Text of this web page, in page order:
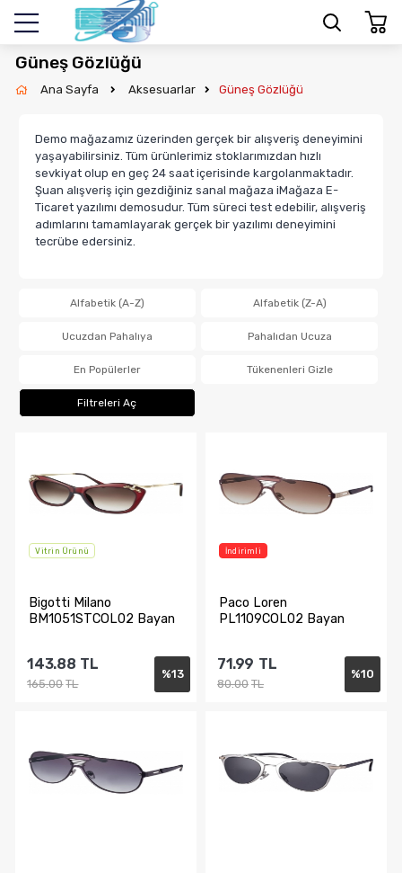
Güneş Gözlüğü
Ana Sayfa Aksesuarlar Güneş Gözlüğü
Demo mağazamız üzerinden gerçek bir alışveriş deneyimini
yaşayabilirsiniz. Tüm ürünlerimiz stoklarımızdan hızlı
sevkiyat olup en geç 24 saat içerisinde kargolanmaktadır.
Şuan alışveriş için gezdiğiniz sanal mağaza iMağaza E-
Ticaret yazılımı demosudur. Tüm süreci test edebilir, alışveriş
adımlarını tamamlayarak gerçek bir yazılımı deneyimini
tecrübe edersiniz.
Alfabetik (A-Z) Alfabetik (Z-A)
Ucuzdan Pahalıya Pahalıdan Ucuza
En Popülerler Tükenenleri Gizle
Filtreleri Aç
Vitrin Ürünü
Bigotti Milano
BM1051STCOL02 Bayan
%13
143.88 TL
165.00 TL
İndirimli
Paco Loren
PL1109COL02 Bayan
%10
71.99 TL
80.00 TL